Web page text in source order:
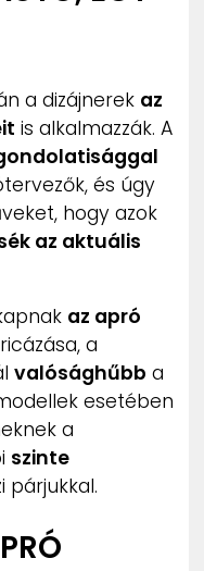
a dizájnerek az
is alkalmazzák. A
és úgy
hogy azok
az aktuális
az apró
a
valósághűbb a
esetében
a
szinte
párjukkal.